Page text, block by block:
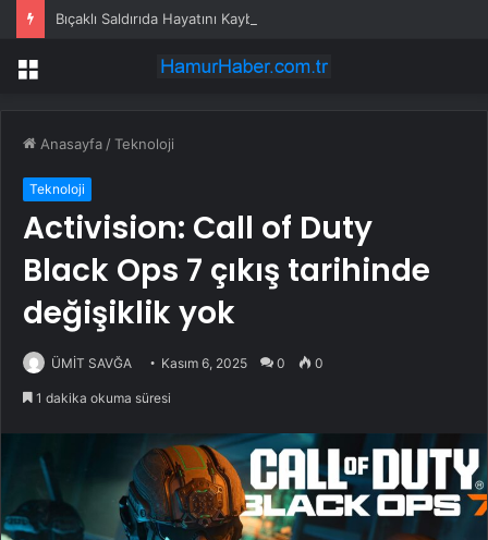
Menü
Anasayfa /Teknoloji
Teknoloji
Activision: Call of Duty
Black Ops 7 çıkış tarihinde
değişiklik yok
ÜMİT SAVĞA Kasım 6, 2025 0 0
1 dakika okuma süresi